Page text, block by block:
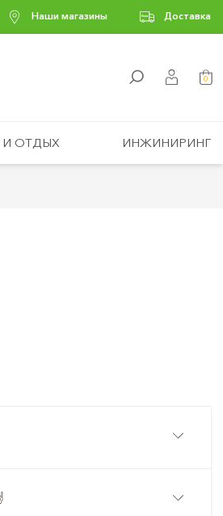
Наши магазины Доставка
0
И ОТДЫХ ИНЖИНИРИНГ